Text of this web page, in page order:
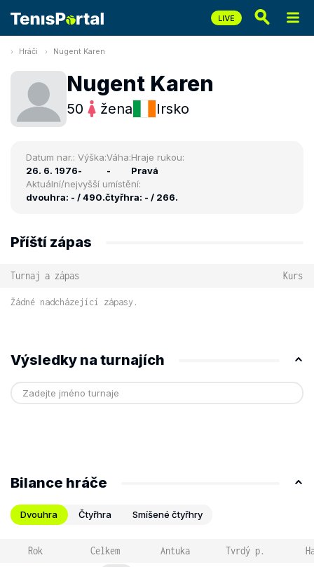
Hráči Nugent Karen
Nugent Karen
50 žena Irsko
Datum nar.:
26. 6. 1976
Výška:
-
Váha:
-
Hraje rukou:
Pravá
Aktuální/nejvyšší umístění:
dvouhra: - / 490.čtyřhra: - / 266.
Příští zápas
Turnaj a zápas Kurs
Žádné nadcházející zápasy.
Výsledky na turnajích
Bilance hráče
Dvouhra Čtyřhra Smíšené čtyřhry
Rok Celkem Antuka Tvrdý p.